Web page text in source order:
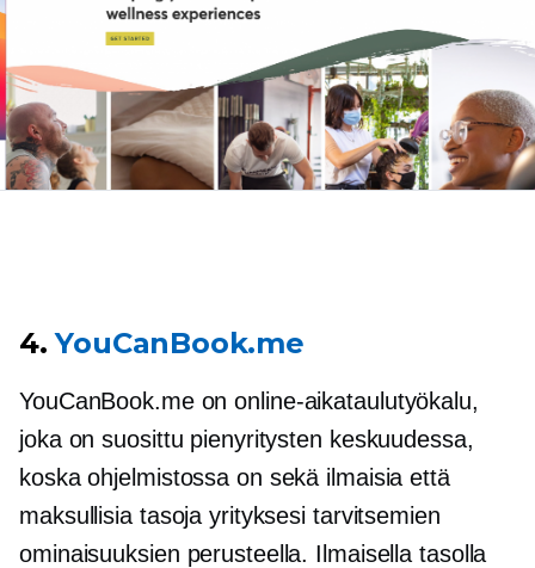
4.YouCanBook.me
YouCanBook.me on online-aikataulutyökalu,
joka on suosittu pienyritysten keskuudessa,
koska ohjelmistossa on sekä ilmaisia ​​että
maksullisia tasoja yrityksesi tarvitsemien
ominaisuuksien perusteella. Ilmaisella tasolla